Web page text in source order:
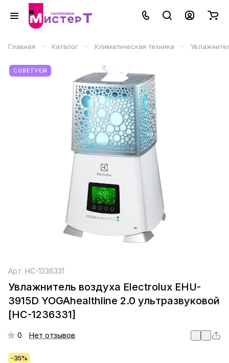
Главная – Каталог – Климатическая техника –
СОВЕТУЕМ
Арт. НС-1236331
Увлажнитель воздуха Electrolux EHU-
3915D YOGAhealthline 2.0 ультразвуковой
[НС-1236331]
0 Нет отзывов
-35%